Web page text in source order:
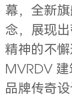
幕，全新
念，展现
精神的不
MVRDV
品牌传奇